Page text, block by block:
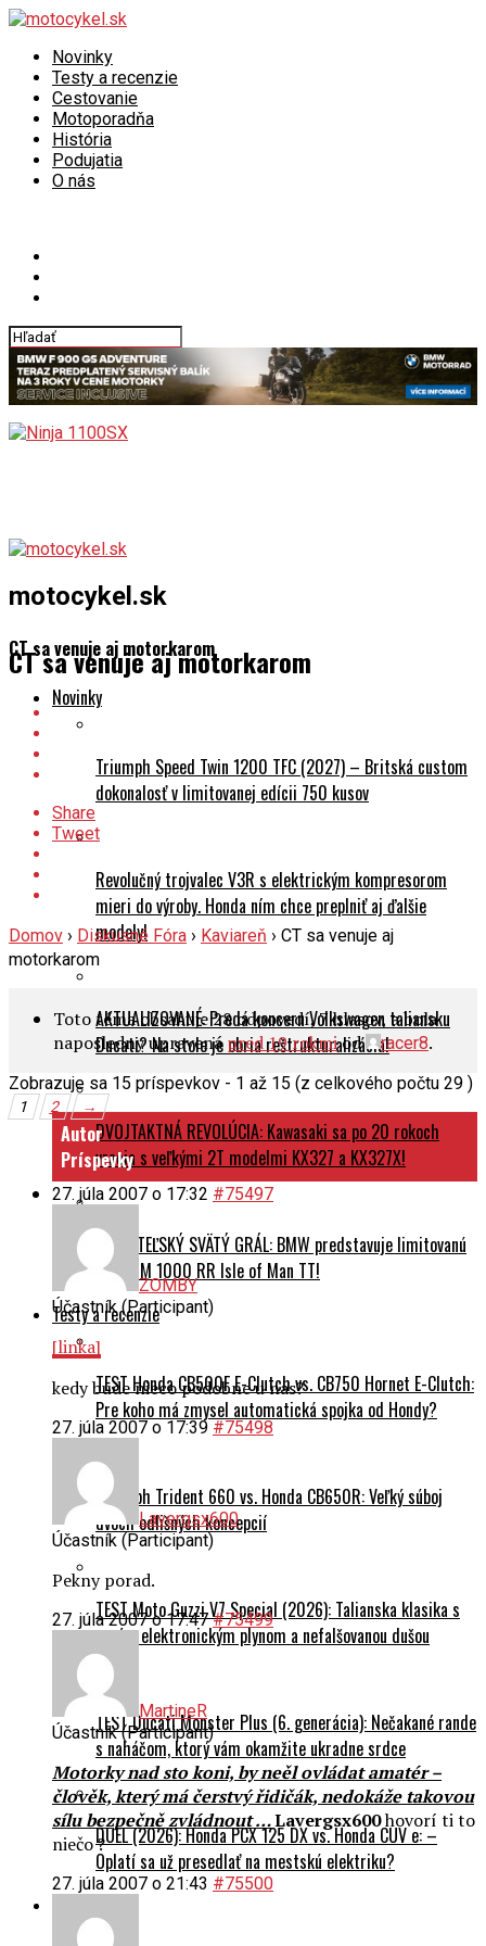
Novinky
Testy a recenzie
Cestovanie
Motoporadňa
História
Podujatia
O nás
motocykel.sk
CT sa venuje aj motorkarom
Novinky
dokonalosť v limitovanej edícii 750 kusov
Revolučný trojvalec V3R s elektrickým kompresorom
mieri do výroby. Honda ním chce preplniť aj ďalšie
modely!
Ducati? Na stole je obria reštrukturalizácia!
DVOJTAKTNÁ REVOLÚCIA: Kawasaki sa po 20 rokoch
vracia s veľkými 2T modelmi KX327 a KX327X!
ZBERATEĽSKÝ SVÄTÝ GRÁL: BMW predstavuje limitovanú
edíciu M 1000 RR Isle of Man TT!
Testy a recenzie
TEST Honda CB500F E-Clutch vs. CB750 Hornet E-Clutch:
Pre koho má zmysel automatická spojka od Hondy?
Triumph Trident 660 vs. Honda CB650R: Veľký súboj
dvoch odlišných koncepcií
TEST Moto Guzzi V7 Special (2026): Talianska klasika s
novým elektronickým plynom a nefalšovanou dušou
TEST Ducati Monster Plus (6. generácia): Nečakané rande
s naháčom, ktorý vám okamžite ukradne srdce
DUEL (2026): Honda PCX 125 DX vs. Honda CUV e: –
Oplatí sa už presedlať na mestskú elektriku?
Cestovanie
Na naháči svetom: 245 000 km na Yamahe FZ1N a
Tweet
Domov Diskusné Fóra › Kaviareň › CT sa venuje aj
motorkarom
Toto téma obsahuje 28 odpovedí, 7 hlasov, a bola
naposledny upravená
pred 19 rokmi racer8
Zobrazuje sa 15 príspevkov - 1 až 15 (z celkového počtu 29 )
Autor
Príspevky
27. júla 2007 o 17:32 #75497
ZOMBY
Účastník (Participant)
[linka]
kedy bude nieco podobne u nas?
27. júla 2007 o 17:39 #75498
Účastník (Participant)
Pekny porad.
27. júla 2007 o 17:47
Účastník (Participant)
Motorky nad sto koni, by neěl ovládat amatér –
člověk, který má čerstvý řidičák, nedokáže takovou
sílu bezpečně zvládnout …Lavergsx600hovorí ti to
niečo ?
27. júla 2007 o 21:43 #75500